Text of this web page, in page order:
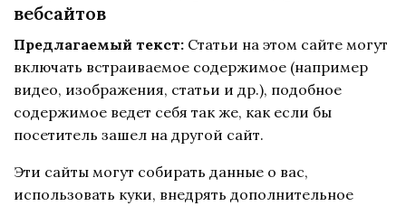
вебсайтов
Предлагаемый текст: Статьи на этом сайте могут
включать встраиваемое содержимое (например
видео, изображения, статьи и др.), подобное
содержимое ведет себя так же, как если бы
посетитель зашел на другой сайт.
Эти сайты могут собирать данные о вас,
использовать куки, внедрять дополнительное